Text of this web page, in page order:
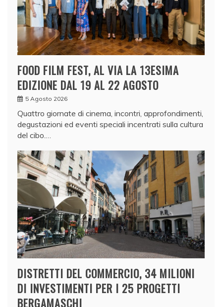
FOOD FILM FEST, AL VIA LA 13ESIMA
EDIZIONE DAL 19 AL 22 AGOSTO
5 Agosto 2026
Quattro giornate di cinema, incontri, approfondimenti,
degustazioni ed eventi speciali incentrati sulla cultura
del cibo.…
DISTRETTI DEL COMMERCIO, 34 MILIONI
DI INVESTIMENTI PER I 25 PROGETTI
BERGAMASCHI